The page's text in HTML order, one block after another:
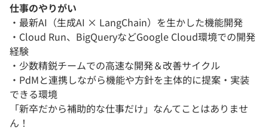
仕事のやりがい
・最新AI（生成AI × LangChain）を生かした機能開発
・Cloud Run、BigQueryなどGoogle Cloud環境での開発
経験
・少数精鋭チームでの高速な開発＆改善サイクル
・PdMと連携しながら機能や方針を主体的に提案・実装
できる環境
「新卒だから補助的な仕事だけ」なんてことはありませ
ん！